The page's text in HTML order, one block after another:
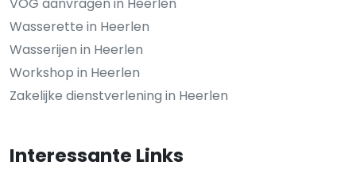
Wasserette in Heerlen
Wasserijen in Heerlen
Workshop in Heerlen
Zakelijke dienstverlening in Heerlen
Interessante Links